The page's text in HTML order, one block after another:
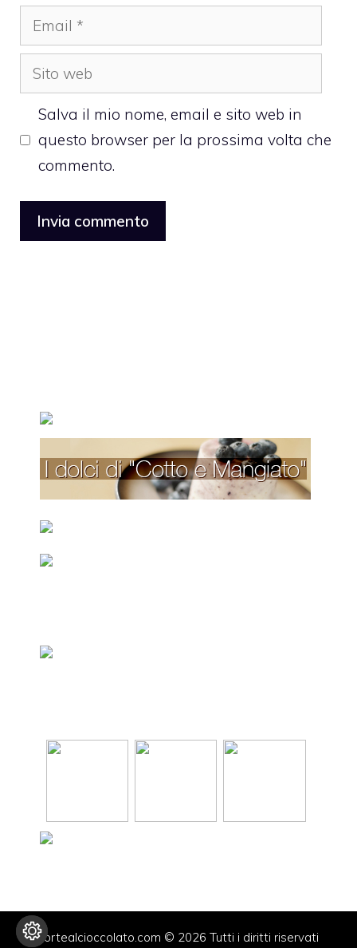
Email
Sito
web
Salva il mio nome, email e sito web in
questo browser per la prossima volta che
commento.
tortealcioccolato.com © 2026 Tutti i diritti riservati